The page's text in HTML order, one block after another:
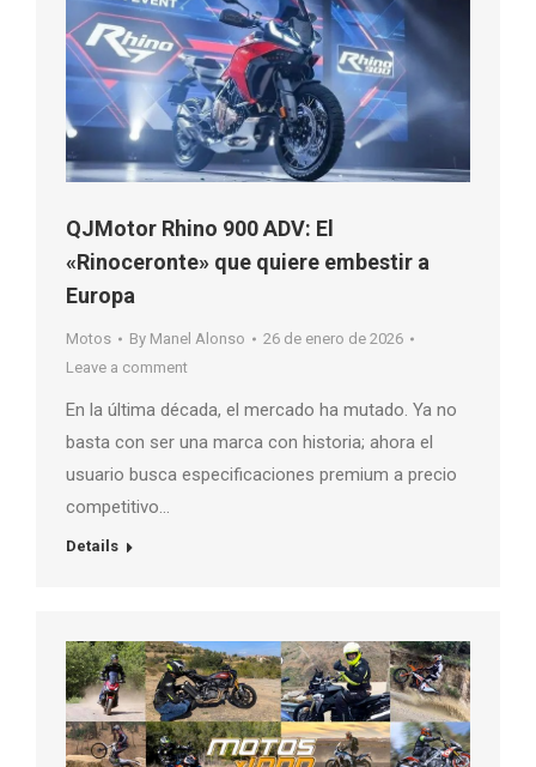
QJMotor Rhino 900 ADV: El
«Rinoceronte» que quiere embestir a
Europa
Motos By Manel Alonso
26 de enero de 2026
Leave a comment
En la última década, el mercado ha mutado. Ya no
basta con ser una marca con historia; ahora el
usuario busca especificaciones premium a precio
competitivo…
Details